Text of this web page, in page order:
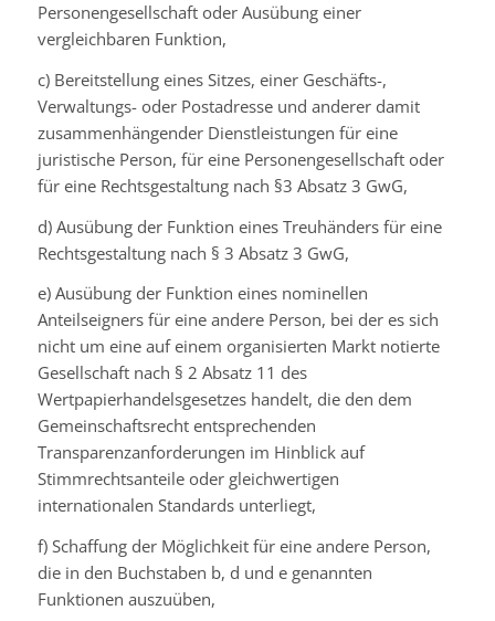
Personengesellschaft oder Ausübung einer
vergleichbaren Funktion,
c) Bereitstellung eines Sitzes, einer Geschäfts-,
Verwaltungs- oder Postadresse und anderer damit
zusammenhängender Dienstleistungen für eine
juristische Person, für eine Personengesellschaft oder
für eine Rechtsgestaltung nach §3 Absatz 3 GwG,
d) Ausübung der Funktion eines Treuhänders für eine
Rechtsgestaltung nach § 3 Absatz 3 GwG,
e) Ausübung der Funktion eines nominellen
Anteilseigners für eine andere Person, bei der es sich
nicht um eine auf einem organisierten Markt notierte
Gesellschaft nach § 2 Absatz 11 des
Wertpapierhandelsgesetzes handelt, die den dem
Gemeinschaftsrecht entsprechenden
Transparenzanforderungen im Hinblick auf
Stimmrechtsanteile oder gleichwertigen
internationalen Standards unterliegt,
f) Schaffung der Möglichkeit für eine andere Person,
die in den Buchstaben b, d und e genannten
Funktionen auszuüben,